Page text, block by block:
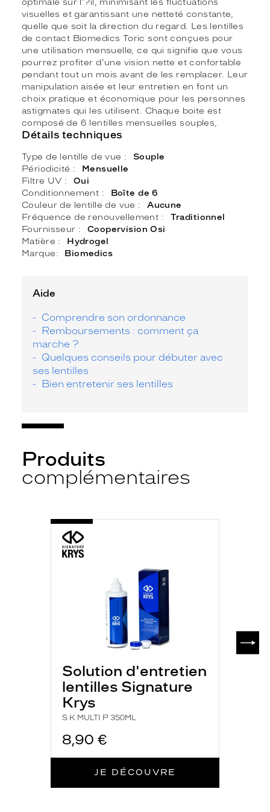
optimale sur l'?il, minimisant les fluctuations
visuelles et garantissant une netteté constante,
quelle que soit la direction du regard. Les lentilles
de contact Biomedics Toric sont conçues pour
une utilisation mensuelle, ce qui signifie que vous
pourrez profiter d'une vision nette et confortable
pendant tout un mois avant de les remplacer. Leur
manipulation aisée et leur entretien en font un
choix pratique et économique pour les personnes
astigmates qui les utilisent. Chaque boite est
composé de 6 lentilles mensuelles souples,
Détails techniques
Type de lentille de vue
Souple
Périodicité
Mensuelle
Filtre UV
Oui
Conditionnement
Boîte de 6
Couleur de lentille de vue
Aucune
Fréquence de renouvellement
Traditionnel
Fournisseur
Coopervision Osi
Matière
Hydrogel
Marque
Biomedics
Aide
Comprendre son ordonnance
Remboursements : comment ça
marche ?
Quelques conseils pour débuter avec
ses lentilles
Bien entretenir ses lentilles
Produits
complémentaires
Solution d'entretien
lentilles Signature
Krys
S.K MULTI P 350ML
8,90 €
JE DÉCOUVRE
-
S.K
MULTI
350ML